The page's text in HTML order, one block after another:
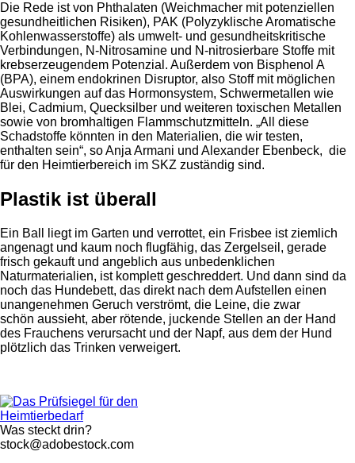
Die Rede ist von Phthalaten (Weichmacher mit potenziellen
gesundheitlichen Risiken), PAK (Polyzyklische Aromatische
Kohlenwasserstoffe) als umwelt- und gesundheitskritische
Verbindungen, N-Nitrosamine und N-nitrosierbare Stoffe mit
krebserzeugendem Potenzial. Außerdem von Bisphenol A
(BPA), einem endokrinen Disruptor, also Stoff mit möglichen
Auswirkungen auf das Hormonsystem, Schwermetallen wie
Blei, Cadmium, Quecksilber und weiteren toxischen Metallen
sowie von bromhaltigen Flammschutzmitteln. „All diese
Schadstoffe könnten in den Materialien, die wir testen,
enthalten sein“, so Anja Armani und Alexander Ebenbeck, die
für den Heimtierbereich im SKZ zuständig sind.
Plastik ist überall
Ein Ball liegt im Garten und verrottet, ein Frisbee ist ziemlich
angenagt und kaum noch flugfähig, das Zergelseil, gerade
frisch gekauft und angeblich aus unbedenklichen
Naturmaterialien, ist komplett geschreddert. Und dann sind da
noch das Hundebett, das direkt nach dem Aufstellen einen
unangenehmen Geruch verströmt, die Leine, die zwar
schön aussieht, aber rötende, juckende Stellen an der Hand
des Frauchens verursacht und der Napf, aus dem der Hund
plötzlich das Trinken verweigert.
Was steckt drin?
stock@adobestock.com